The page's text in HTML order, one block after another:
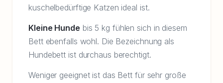
kuschelbedürftige Katzen ideal ist.
Kleine Hunde bis 5 kg fühlen sich in diesem
Bett ebenfalls wohl. Die Bezeichnung als
Hundebett ist durchaus berechtigt.
Weniger geeignet ist das Bett für sehr große